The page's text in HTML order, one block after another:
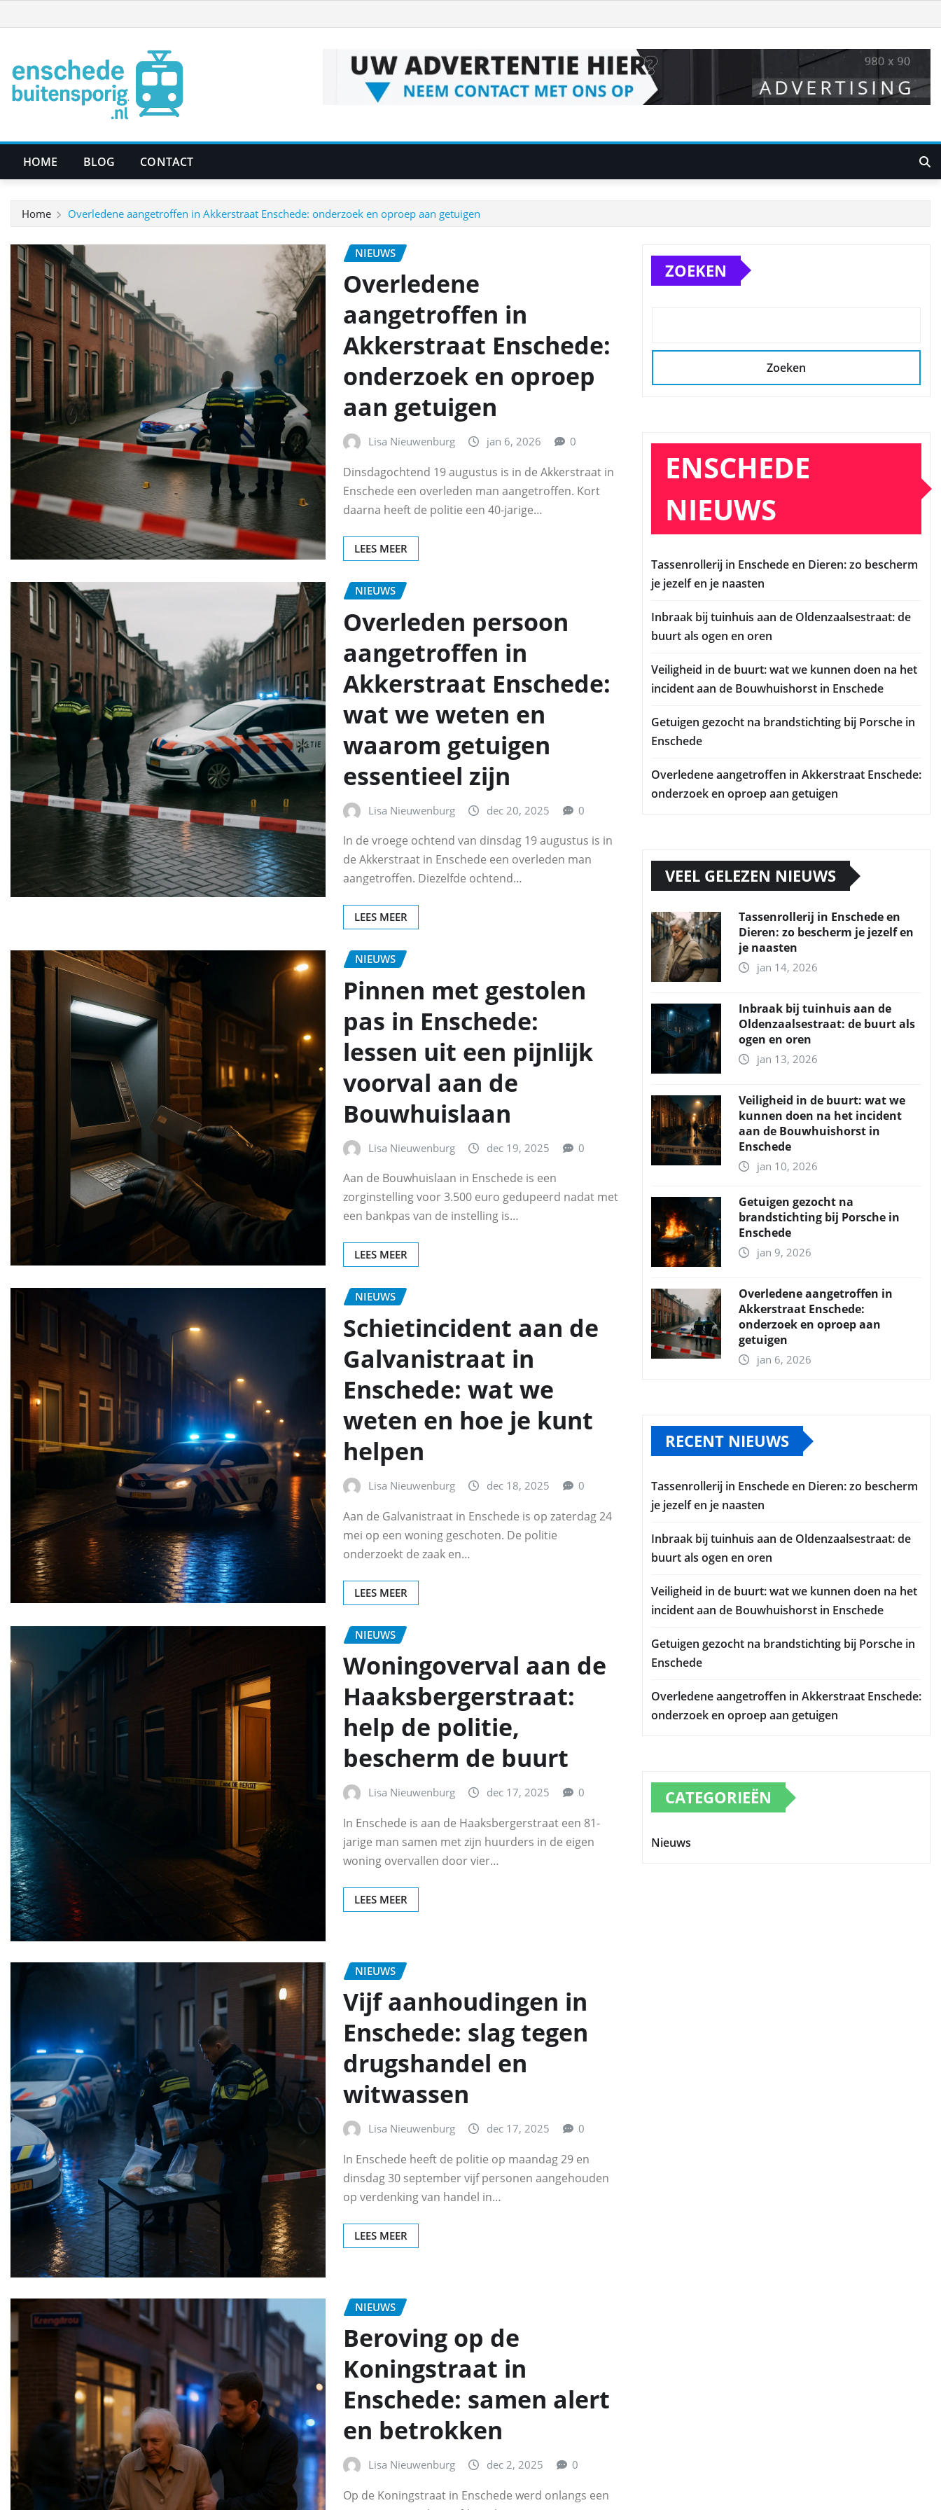
naar
inhoud
HOME BLOG CONTACT
Home Overledene aangetroffen in Akkerstraat Enschede: onderzoek en oproep aan getuigen
NIEUWS
Overledene
aangetroffen in
Akkerstraat Enschede:
onderzoek en oproep
aan getuigen
Lisa Nieuwenburg jan 6, 2026 0
Dinsdagochtend 19 augustus is in de Akkerstraat in
Enschede een overleden man aangetroffen. Kort
daarna heeft de politie een 40-jarige…
LEES MEER
NIEUWS
Overleden persoon
aangetroffen in
Akkerstraat Enschede:
wat we weten en
waarom getuigen
essentieel zijn
Lisa Nieuwenburg dec 20, 2025 0
In de vroege ochtend van dinsdag 19 augustus is in
de Akkerstraat in Enschede een overleden man
aangetroffen. Diezelfde ochtend…
LEES MEER
NIEUWS
Pinnen met gestolen
pas in Enschede:
lessen uit een pijnlijk
voorval aan de
Bouwhuislaan
Lisa Nieuwenburg dec 19, 2025 0
Aan de Bouwhuislaan in Enschede is een
zorginstelling voor 3.500 euro gedupeerd nadat met
een bankpas van de instelling is…
LEES MEER
NIEUWS
Schietincident aan de
Galvanistraat in
Enschede: wat we
weten en hoe je kunt
helpen
Lisa Nieuwenburg dec 18, 2025 0
Aan de Galvanistraat in Enschede is op zaterdag 24
mei op een woning geschoten. De politie
onderzoekt de zaak en…
LEES MEER
NIEUWS
Woningoverval aan de
Haaksbergerstraat:
help de politie,
bescherm de buurt
Lisa Nieuwenburg dec 17, 2025 0
In Enschede is aan de Haaksbergerstraat een 81-
jarige man samen met zijn huurders in de eigen
woning overvallen door vier…
LEES MEER
NIEUWS
Vijf aanhoudingen in
Enschede: slag tegen
drugshandel en
witwassen
Lisa Nieuwenburg dec 17, 2025 0
In Enschede heeft de politie op maandag 29 en
dinsdag 30 september vijf personen aangehouden
op verdenking van handel in…
LEES MEER
NIEUWS
Beroving op de
Koningstraat in
Enschede: samen alert
en betrokken
Lisa Nieuwenburg dec 2, 2025 0
Op de Koningstraat in Enschede werd onlangs een
ZOEKEN
Zoeken
ENSCHEDE
NIEUWS
Tassenrollerij in Enschede en Dieren: zo bescherm
je jezelf en je naasten
Inbraak bij tuinhuis aan de Oldenzaalsestraat: de
buurt als ogen en oren
Veiligheid in de buurt: wat we kunnen doen na het
incident aan de Bouwhuishorst in Enschede
Getuigen gezocht na brandstichting bij Porsche in
Enschede
Overledene aangetroffen in Akkerstraat Enschede:
onderzoek en oproep aan getuigen
VEEL GELEZEN NIEUWS
Tassenrollerij in Enschede en
Dieren: zo bescherm je jezelf en
je naasten
jan 14, 2026
Inbraak bij tuinhuis aan de
Oldenzaalsestraat: de buurt als
ogen en oren
jan 13, 2026
Veiligheid in de buurt: wat we
kunnen doen na het incident
aan de Bouwhuishorst in
Enschede
jan 10, 2026
Getuigen gezocht na
brandstichting bij Porsche in
Enschede
jan 9, 2026
Overledene aangetroffen in
Akkerstraat Enschede:
onderzoek en oproep aan
getuigen
jan 6, 2026
RECENT NIEUWS
Tassenrollerij in Enschede en Dieren: zo bescherm
je jezelf en je naasten
Inbraak bij tuinhuis aan de Oldenzaalsestraat: de
buurt als ogen en oren
Veiligheid in de buurt: wat we kunnen doen na het
incident aan de Bouwhuishorst in Enschede
Getuigen gezocht na brandstichting bij Porsche in
Enschede
Overledene aangetroffen in Akkerstraat Enschede:
onderzoek en oproep aan getuigen
CATEGORIEËN
Nieuws